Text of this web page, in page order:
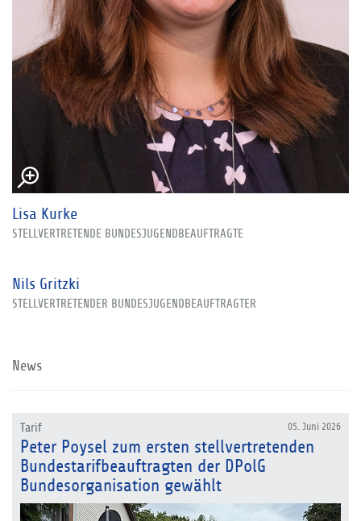
Lisa Kurke
STELLVERTRETENDE BUNDESJUGENDBEAUFTRAGTE
Nils Gritzki
STELLVERTRETENDER BUNDESJUGENDBEAUFTRAGTER
News
05. Juni 2026
Tarif
Peter Poysel zum ersten stellvertretenden
Bundestarifbeauftragten der DPolG
Bundesorganisation gewählt